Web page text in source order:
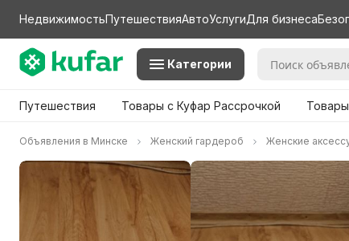
НедвижимостьПутешествияАвтоУслугиДля бизнеса
Категории
Путешествия Товары с Куфар Рассрочкой
Объявления в Минске Женский гардероб Женские